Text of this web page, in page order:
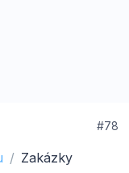
#78
Zakázky